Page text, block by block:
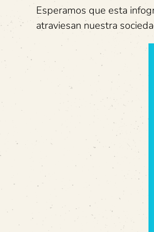
Esperamos que esta
atraviesan nuestra